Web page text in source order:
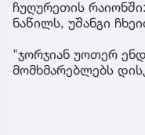
ჩუღურეთის
ნაწილს, უშანგი
"ჯორჯიან უოთერ
მომხმარებლებს